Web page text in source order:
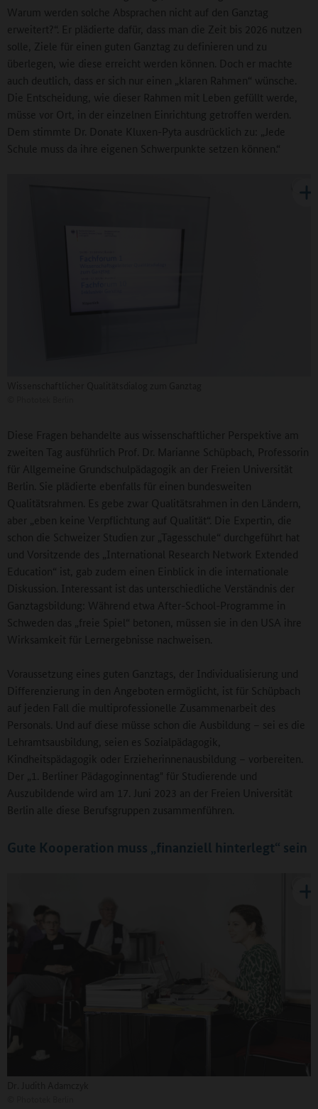
Warum werden solche Absprachen nicht auf den Ganztag
erweitert?“. Er plädierte dafür, dass man die Zeit bis 2026 nutzen
solle, Ziele für einen guten Ganztag zu definieren und zu
überlegen, wie diese erreicht werden können. Doch er machte
auch deutlich, dass er sich nur einen „klaren Rahmen“ wünsche.
Die Entscheidung, wie dieser Rahmen mit Leben gefüllt werde,
müsse vor Ort, in der einzelnen Einrichtung getroffen werden.
Dem stimmte Dr. Donate Kluxen-Pyta ausdrücklich zu: „Jede
Schule muss da ihre eigenen Schwerpunkte setzen können.“
Diese Fragen behandelte aus wissenschaftlicher Perspektive am
zweiten Tag ausführlich Prof. Dr. Marianne Schüpbach, Professorin
für Allgemeine Grundschulpädagogik an der Freien Universität
Berlin. Sie plädierte ebenfalls für einen bundesweiten
Qualitätsrahmen. Es gebe zwar Qualitätsrahmen in den Ländern,
aber „eben keine Verpflichtung auf Qualität“. Die Expertin, die
schon die Schweizer Studien zur „Tagesschule“ durchgeführt hat
und Vorsitzende des „International Research Network Extended
Education“ ist, gab zudem einen Einblick in die internationale
Diskussion. Interessant ist das unterschiedliche Verständnis der
Ganztagsbildung: Während etwa After-School-Programme in
Schweden das „freie Spiel“ betonen, müssen sie in den USA ihre
Wirksamkeit für Lernergebnisse nachweisen.
Voraussetzung eines guten Ganztags, der Individualisierung und
Differenzierung in den Angeboten ermöglicht, ist für Schüpbach
auf jeden Fall die multiprofessionelle Zusammenarbeit des
Personals. Und auf diese müsse schon die Ausbildung – sei es die
Lehramtsausbildung, seien es Sozialpädagogik,
Kindheitspädagogik oder Erzieherinnenausbildung – vorbereiten.
Der „1. Berliner Pädagoginnentag" für Studierende und
Auszubildende wird am 17. Juni 2023 an der Freien Universität
Berlin alle diese Berufsgruppen zusammenführen.
Gute Kooperation muss „finanziell hinterlegt“ sein